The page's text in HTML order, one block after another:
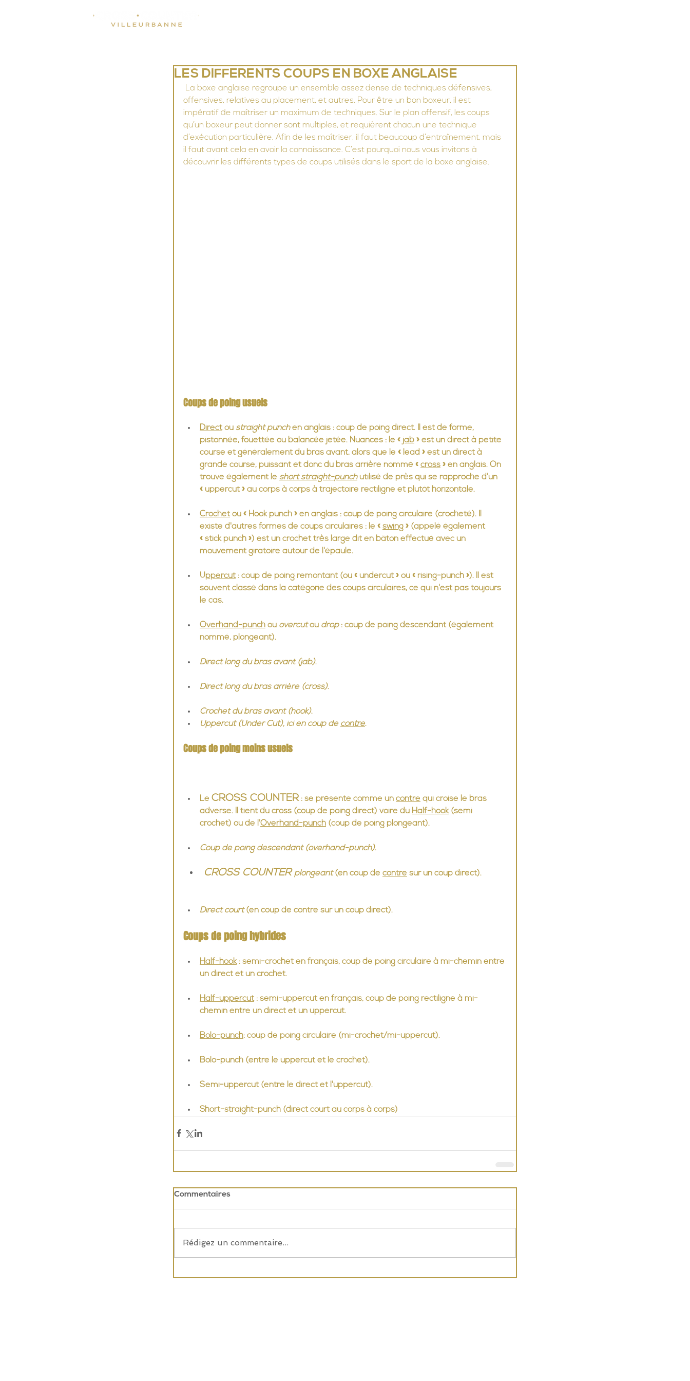
LES DIFFERENTS COUPS EN BOXE ANGLAISE
offensives, relatives au placement, et autres. Pour être un bon boxeur, il est
impératif de maîtriser un maximum de techniques. Sur le plan offensif, les coups
qu’un boxeur peut donner sont multiples, et requièrent chacun une technique
d’exécution particulière. Afin de les maîtriser, il faut beaucoup d’entraînement, mais
il faut avant cela en avoir la connaissance. C’est pourquoi nous vous invitons à
découvrir les différents types de coups utilisés dans le sport de la boxe anglaise.
Coups de poing usuels
Direct ou straight punch en anglais : coup de poing direct. Il est de forme,
pistonnée, fouettée ou balancée jetée. Nuances : le « jab » est un direct à petite
course et généralement du bras avant, alors que le « lead » est un direct à
grande course, puissant et donc du bras arrière nommé « cross » en anglais. On
trouve également le short straight-punch utilisé de près qui se rapproche d'un
« uppercut » au corps à corps à trajectoire rectiligne et plutôt horizontale.
Crochet ou « Hook punch » en anglais : coup de poing circulaire (crocheté). Il
existe d'autres formes de coups circulaires : le « swing » (appelé également
« stick punch ») est un crochet très large dit en bâton effectué avec un
mouvement giratoire autour de l'épaule.
Uppercut : coup de poing remontant (ou « undercut » ou « rising-punch »). Il est
souvent classé dans la catégorie des coups circulaires, ce qui n'est pas toujours
le cas.
Overhand-punch ou overcut ou drop : coup de poing descendant (également
nommé, plongeant).
Direct long du bras avant (jab).
Direct long du bras arrière (cross).
Crochet du bras avant (hook).
Uppercut (Under Cut), ici en coup de contre.
Coups de poing moins usuels
Le CROSS COUNTER : se présente comme un contre qui croise le bras
adverse. Il tient du cross (coup de poing direct) voire du Half-hook (semi
crochet) ou de l'Overhand-punch (coup de poing plongeant).
Coup de poing descendant (overhand-punch).
CROSS COUNTER plongeant (en coup de contre sur un coup direct).
Direct court (en coup de contre sur un coup direct).
Coups de poing hybrides
Half-hook : semi-crochet en français, coup de poing circulaire à mi-chemin entre
un direct et un crochet.
Half-uppercut : semi-uppercut en français, coup de poing rectiligne à mi-
chemin entre un direct et un uppercut.
Bolo-punch: coup de poing circulaire (mi-crochet/mi-uppercut).
Bolo-punch (entre le uppercut et le crochet).
Semi-uppercut (entre le direct et l'uppercut).
Short-straight-punch (direct court au corps à corps)
Commentaires
Rédigez un commentaire...